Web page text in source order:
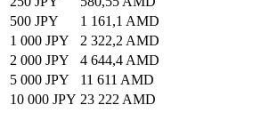
500 JPY
1 161,1 AMD
1 000 JPY
2 322,2 AMD
2 000 JPY
4 644,4 AMD
5 000 JPY
11 611 AMD
10 000 JPY 23 222 AMD